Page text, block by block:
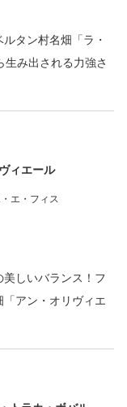
タン村名畑「ラ・
生み出される力強さ
ィエール
エ・フィス
しいバランス！フ
アン・オリヴィエ